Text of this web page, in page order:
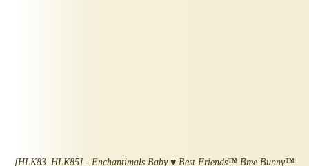
[HLK83_HLK85] - Enchantimals Baby ♥ Best Friends™ Bree Bunny™